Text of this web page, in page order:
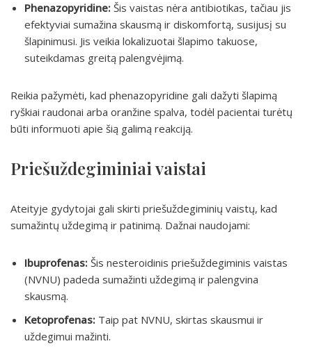
Phenazopyridine: Šis vaistas nėra antibiotikas, tačiau jis
efektyviai sumažina skausmą ir diskomfortą, susijusį su
šlapinimusi. Jis veikia lokalizuotai šlapimo takuose,
suteikdamas greitą palengvėjimą.
Reikia pažymėti, kad phenazopyridine gali dažyti šlapimą
ryškiai raudonai arba oranžine spalva, todėl pacientai turėtų
būti informuoti apie šią galimą reakciją.
Priešuždegiminiai vaistai
Ateityje gydytojai gali skirti priešuždegiminių vaistų, kad
sumažintų uždegimą ir patinimą. Dažnai naudojami:
Ibuprofenas: Šis nesteroidinis priešuždegiminis vaistas
(NVNU) padeda sumažinti uždegimą ir palengvina
skausmą.
Ketoprofenas: Taip pat NVNU, skirtas skausmui ir
uždegimui mažinti.